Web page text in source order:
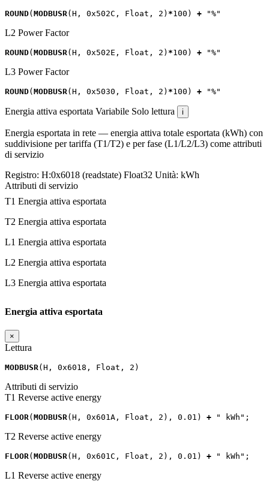
ROUND( MODBUSR( H , 0x502C , Float , 2 ) *100 ) + "%"
L2 Power Factor
ROUND( MODBUSR( H , 0x502E , Float , 2 ) *100 ) + "%"
L3 Power Factor
ROUND( MODBUSR( H , 0x5030 , Float , 2 ) *100 ) + "%"
Energia attiva esportata Variabile Solo lettura i
Energia esportata in rete — energia attiva totale esportata (kWh) con
suddivisione per tariffa (T1/T2) e per fase (L1/L2/L3) come attributi
di servizio
Registro: H:0x6018 (readstate) Float32 Unità: kWh
Attributi di servizio
T1 Energia attiva esportata
T2 Energia attiva esportata
L1 Energia attiva esportata
L2 Energia attiva esportata
L3 Energia attiva esportata
Energia attiva esportata
×
Lettura
MODBUSR ( H , 0x6018 , Float , 2 )
Attributi di servizio
T1 Reverse active energy
FLOOR ( MODBUSR ( H , 0x601A , Float , 2 ), 0.01 ) + " kWh" ;
T2 Reverse active energy
FLOOR ( MODBUSR ( H , 0x601C , Float , 2 ), 0.01 ) + " kWh" ;
L1 Reverse active energy